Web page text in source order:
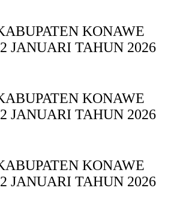
KONAWE
JANUARI TAHUN 2026
KONAWE
JANUARI TAHUN 2026
KONAWE
JANUARI TAHUN 2026